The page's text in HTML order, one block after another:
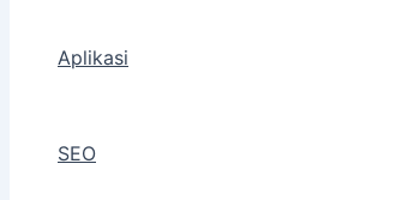
Aplikasi
SEO